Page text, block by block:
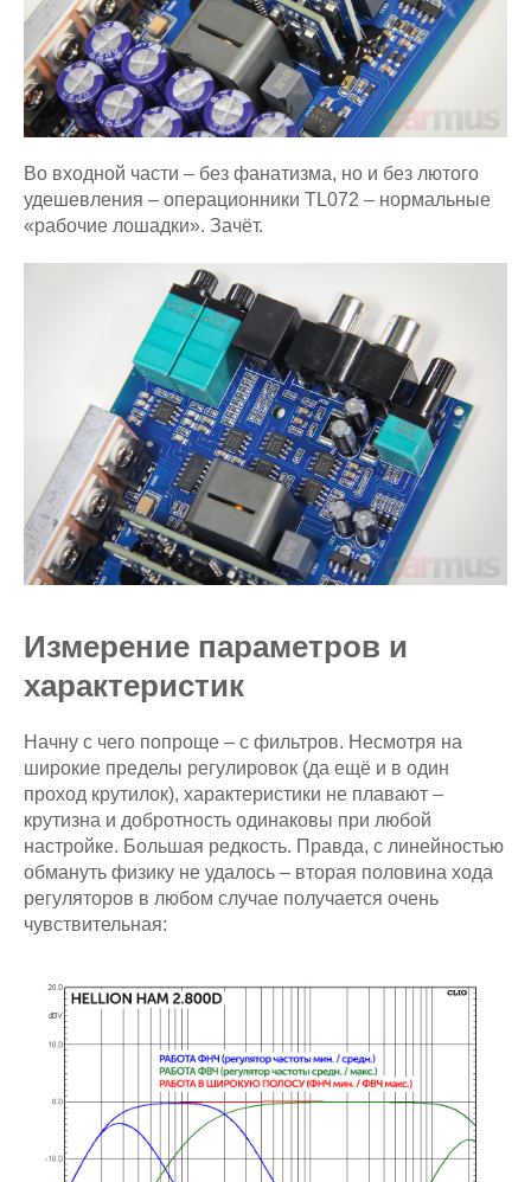
Во входной части – без фанатизма, но и без лютого
удешевления – операционники TL072 – нормальные
«рабочие лошадки». Зачёт.
Измерение параметров и
характеристик
Начну с чего попроще – с фильтров. Несмотря на
широкие пределы регулировок (да ещё и в один
проход крутилок), характеристики не плавают –
крутизна и добротность одинаковы при любой
настройке. Большая редкость. Правда, с линейностью
обмануть физику не удалось – вторая половина хода
регуляторов в любом случае получается очень
чувствительная: